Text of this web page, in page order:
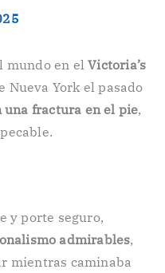
mundo en elVictoria’s
Nueva York el pasado
una fractura en el pie,
y porte seguro,
admirables,
mientras caminaba